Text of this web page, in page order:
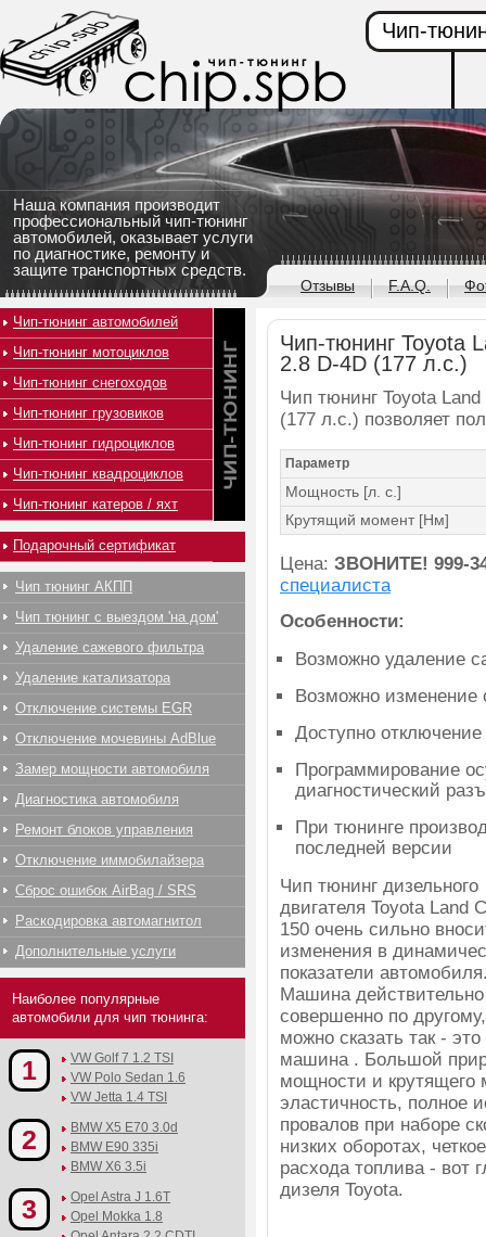
Наша компания производит
профессиональный чип-тюнинг
автомобилей, оказывает услуги
по диагностике, ремонту и
защите транспортных средств.
Чип-
Отзывы F.A.Q.
Чип-тюнинг Toyota
2.8 D-4D (177 л.с.)
Чип тюнинг Toyota
(177 л.с.) позволяет
Параметр
Мощность [л. с.]
Крутящий момент [Нм]
Цена: ЗВОНИТЕ! 999-
специалиста
Особенности:
Возможно удаление
Возможно изменение
Доступно отключение
Программирование
диагностический
При тюнинге
последней версии
Чип тюнинг дизельного
двигателя Toyota Land
150 очень сильно
изменения в
показатели
Машина действительно
совершенно по
можно сказать так - это
машина . Большой
мощности и крутящего
эластичность, полное
провалов при наборе
низких оборотах,
расхода топлива - вот
дизеля Toyota.
Чип-тюнинг автомобилей
Чип-тюнинг мотоциклов
Чип-тюнинг снегоходов
Чип-тюнинг грузовиков
Чип-тюнинг гидроциклов
Чип-тюнинг квадроциклов
Чип-тюнинг катеров / яхт
Подарочный сертификат
Чип тюнинг АКПП
Чип тюнинг с выездом 'на дом'
Удаление сажевого фильтра
Удаление катализатора
Отключение системы EGR
Отключение мочевины AdBlue
Замер мощности автомобиля
Диагностика автомобиля
Ремонт блоков управления
Отключение иммобилайзера
Сброс ошибок AirBag / SRS
Раскодировка автомагнитол
Дополнительные услуги
Наиболее популярные
автомобили для чип тюнинга:
1
VW Golf 7 1.2 TSI
VW Polo Sedan 1.6
VW Jetta 1.4 TSI
2
BMW X5 E70 3.0d
BMW E90 335i
BMW X6 3.5i
3
Opel Astra J 1.6T
Opel Mokka 1.8